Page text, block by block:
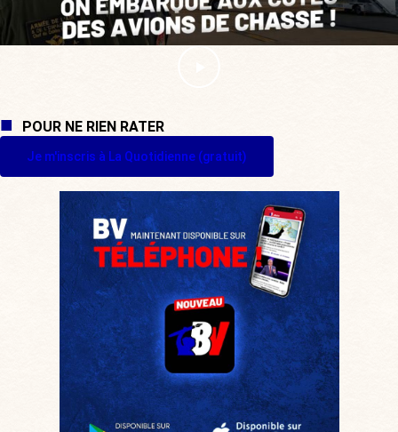
POUR NE RIEN RATER
Je m'inscris à La Quotidienne (gratuit)